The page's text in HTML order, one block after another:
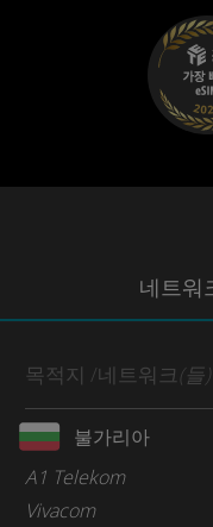
네트워
목적지 /네트워크(들)
불가리아
A1 Telekom
Vivacom